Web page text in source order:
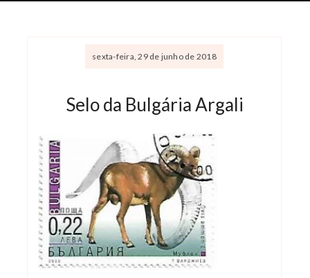
sexta-feira, 29 de junho de 2018
Selo da Bulgária Argali